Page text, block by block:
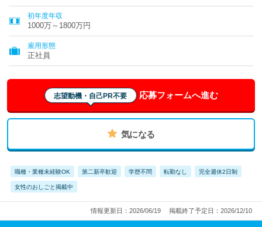
初年度年収
1000万～1800万円
雇用形態
正社員
志望動機・自己PR不要 応募フォームへ進む
気になる
職種・業種未経験OK 第二新卒歓迎 学歴不問 転勤なし 完全週休2日制
女性のおしごと掲載中
情報更新日：2026/06/19 掲載終了予定日：2026/12/10